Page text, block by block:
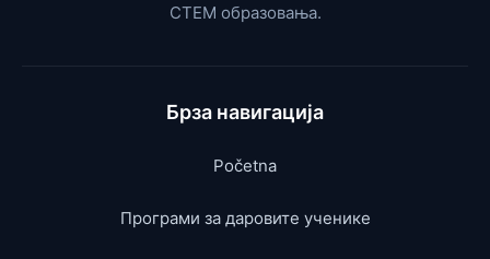
СТЕМ образовања.
Брза навигација
Početna
Програми за даровите ученике